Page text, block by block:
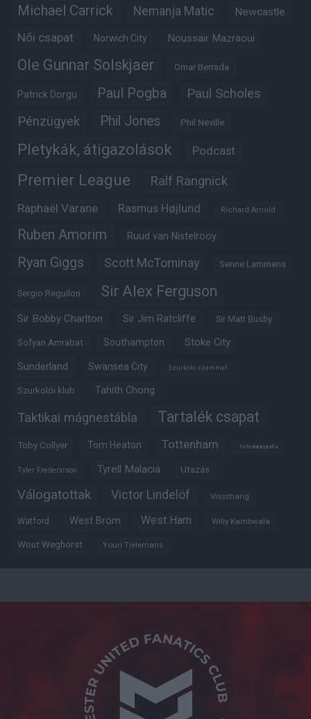
Michael Carrick Nemanja Matic Newcastle
Női csapat Norwich City Noussair Mazraoui
Ole Gunnar Solskjaer Omar Berrada
Patrick Dorgu Paul Pogba Paul Scholes
Pénzügyek Phil Jones Phil Neville
Pletykák, átigazolások Podcast
Premier League Ralf Rangnick
Raphaël Varane Rasmus Højlund Richard Arnold
Ruben Amorim Ruud van Nistelrooy
Ryan Giggs Scott McTominay Senne Lammens
Sergio Reguilon Sir Alex Ferguson
Sir Bobby Charlton Sir Jim Ratcliffe Sir Matt Busby
Sofyan Amrabat Southampton Stoke City
Sunderland Swansea City Szurkoló szemmel
Szurkolói klub Tahith Chong
Taktikai mágnestábla Tartalék csapat
Toby Collyer Tom Heaton Tottenham Trófeabibliográfia
Tyler Fredericson Tyrell Malacia Utazás
Válogatottak Victor Lindelöf Visszhang
Watford West Brom West Ham Willy Kambwala
Wout Weghorst Youri Tielemans